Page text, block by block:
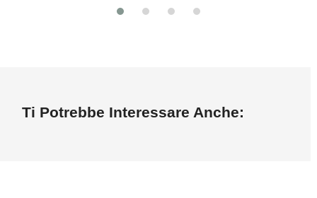
Ti Potrebbe Interessare Anche: